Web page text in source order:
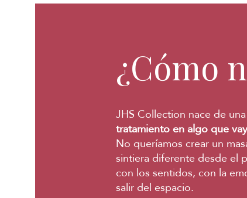
¿Cómo
JHS Collection nace de
tratamiento en algo que
No queríamos crear un
sintiera diferente desde el
con los sentidos, con la
salir del espacio.